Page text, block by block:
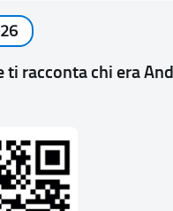
ti racconta chi era